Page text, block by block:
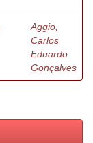
Aggio,
Carlos
Eduardo
Gonçalves